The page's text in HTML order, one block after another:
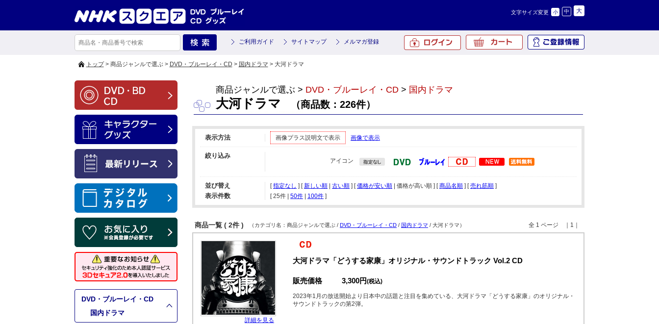
文字サイズ変更 小 中 大
ご利用ガイド サイトマップ メルマガ登録
トップ> 商品ジャンルで選ぶ > DVD・ブルーレイ・CD > 国内ドラマ > 大河ドラマ
DVD・ブルーレイ・CD
国内ドラマ
商品ジャンルで選ぶ > DVD・ブルーレイ・CD > 国内ドラマ
大河ドラマ （商品数：226件）
表示方法 画像プラス説明文で表示 画像で表示
絞り込み
アイコン
並び替え [指定なし ] [新しい順 古い順 ] [価格が安い順 | 価格が高い順 ] [商品名順 ] [売れ筋順 ]
表示件数 [ 25件 50件 100件 ]
商品一覧 ( 2件 ) 全 1 ページ ｜1｜
（カテゴリ名：商品ジャンルで選ぶ / DVD・ブルーレイ・CD / 国内ドラマ / 大河ドラマ）
詳細を見る
大河ドラマ「どうする家康」オリジナル・サウンドトラック Vol.2 CD
販売価格 3,300円(税込)
2023年1月の放送開始より日本中の話題と注目を集めている、大河ドラマ「どうする家康」のオリジナル・
サウンドトラックの第2弾。